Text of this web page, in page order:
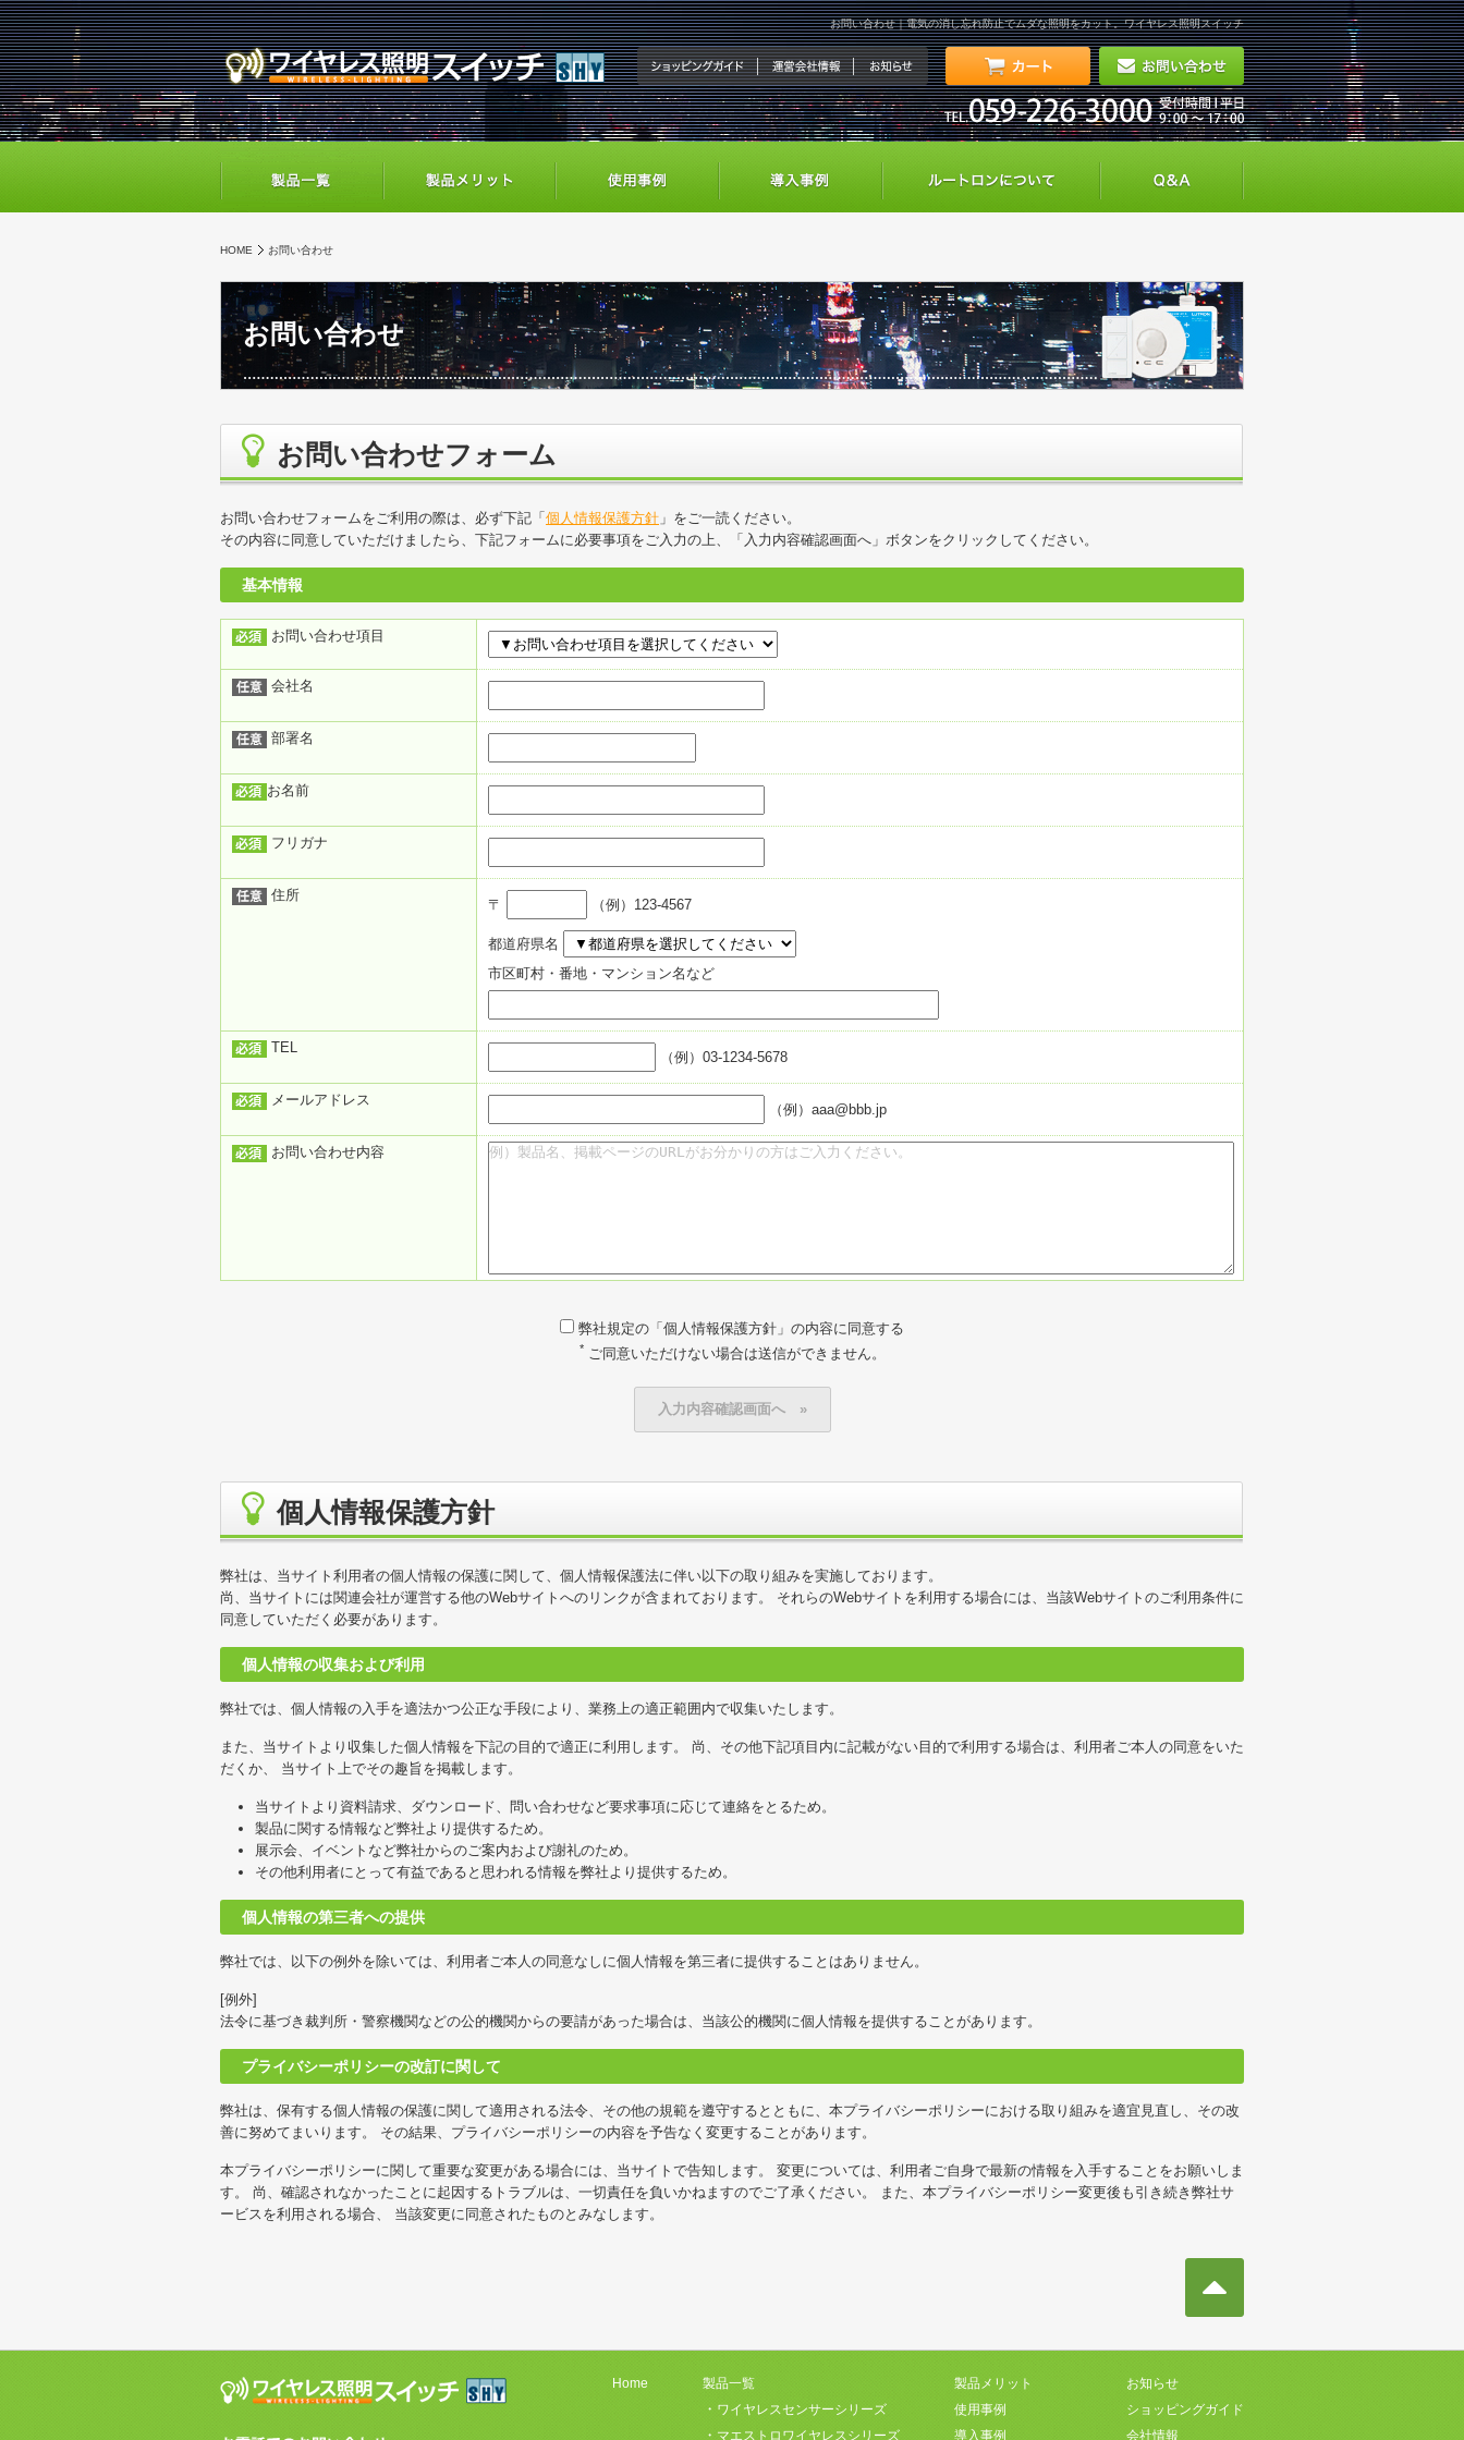
お問い合わせ｜電気の消し忘れ防止でムダな照明をカット。ワイヤレス照明スイッチ
HOME お問い合わせ
お問い合わせ
お問い合わせフォーム
お問い合わせフォームをご利用の際は、必ず下記「 個人情報保護方針 」をご一読ください。
その内容に同意していただけましたら、下記フォームに必要事項をご入力の上、「入力内容確認画面へ」ボタンをクリックしてください。
基本情報
お問い合わせ項目
会社名
部署名
お名前
フリガナ
住所
〒 （例）123-4567
都道府県名
市区町村・番地・マンション名など
TEL
（例）03-1234-5678
メールアドレス
（例）aaa@bbb.jp
お問い合わせ内容
弊社規定の「個人情報保護方針」の内容に同意する
*ご同意いただけない場合は送信ができません。
個人情報保護方針
弊社は、当サイト利用者の個人情報の保護に関して、個人情報保護法に伴い以下の取り組みを実施しております。
尚、当サイトには関連会社が運営する他のWebサイトへのリンクが含まれております。 それらのWebサイトを利用する場合には、当該Webサイトのご利用条件に
同意していただく必要があります。
個人情報の収集および利用
弊社では、個人情報の入手を適法かつ公正な手段により、業務上の適正範囲内で収集いたします。
また、当サイトより収集した個人情報を下記の目的で適正に利用します。 尚、その他下記項目内に記載がない目的で利用する場合は、利用者ご本人の同意をいた
だくか、 当サイト上でその趣旨を掲載します。
当サイトより資料請求、ダウンロード、問い合わせなど要求事項に応じて連絡をとるため。
製品に関する情報など弊社より提供するため。
展示会、イベントなど弊社からのご案内および謝礼のため。
その他利用者にとって有益であると思われる情報を弊社より提供するため。
個人情報の第三者への提供
弊社では、以下の例外を除いては、利用者ご本人の同意なしに個人情報を第三者に提供することはありません。
[例外]
法令に基づき裁判所・警察機関などの公的機関からの要請があった場合は、当該公的機関に個人情報を提供することがあります。
プライバシーポリシーの改訂に関して
弊社は、保有する個人情報の保護に関して適用される法令、その他の規範を遵守するとともに、本プライバシーポリシーにおける取り組みを適宜見直し、その改
善に努めてまいります。 その結果、プライバシーポリシーの内容を予告なく変更することがあります。
本プライバシーポリシーに関して重要な変更がある場合には、当サイトで告知します。 変更については、利用者ご自身で最新の情報を入手することをお願いしま
す。 尚、確認されなかったことに起因するトラブルは、一切責任を負いかねますのでご了承ください。 また、本プライバシーポリシー変更後も引き続き弊社サ
ービスを利用される場合、 当該変更に同意されたものとみなします。
Home 製品一覧
・ ワイヤレスセンサーシリーズ
・ マエストロワイヤレスシリーズ
製品メリット
使用事例
導入事例
お知らせ
ショッピングガイド
会社情報